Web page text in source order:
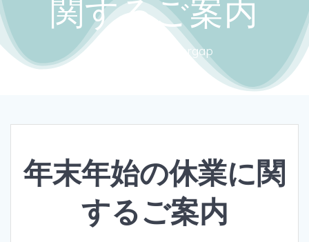
関するご案内
Close the gendergap
年末年始の休業に関
するご案内